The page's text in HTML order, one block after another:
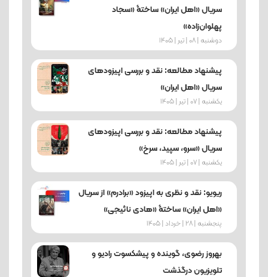
سریال «اهل ایران» ساختۀ «سجاد
پهلوان‌زاده»
دوشنبه | 08 | تیر | 1405
پیشنهاد مطالعه: نقد و بررسی اپیزودهای
سریال «اهل ایران»
یکشنبه | 07 | تیر | 1405
پیشنهاد مطالعه: نقد و بررسی اپیزودهای
سریال «سرو، سپید، سرخ»
یکشنبه | 07 | تیر | 1405
ریویو: نقد و نظری به اپیزود «برادرم» از سریال
«اهل ایران» ساختۀ «هادی نائیجی»
پنجشنبه | 28 | خرداد | 1405
بهروز رضوی، گوینده و پیشکسوت رادیو و
تلویزیون درگذشت